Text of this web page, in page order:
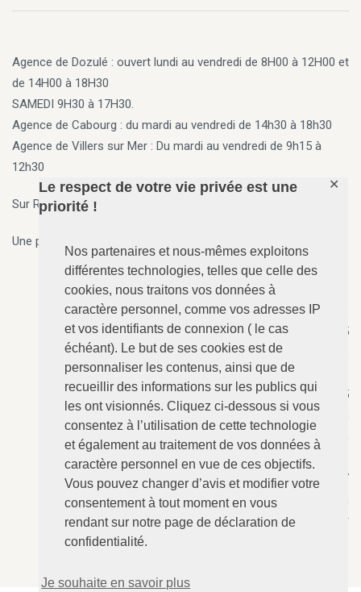
Le respect de votre vie privée est une
priorité !
Nos partenaires et nous-mêmes exploitons
différentes technologies, telles que celle des
cookies, nous traitons vos données à
caractère personnel, comme vos adresses IP
et vos identifiants de connexion ( le cas
échéant). Le but de ses cookies est de
personnaliser les contenus, ainsi que de
recueillir des informations sur les publics qui
les ont visionnés. Cliquez ci-dessous si vous
consentez à l’utilisation de cette technologie
et également au traitement de vos données à
caractère personnel en vue de ces objectifs.
Vous pouvez changer d’avis et modifier votre
consentement à tout moment en vous
rendant sur notre page de déclaration de
confidentialité.
Je souhaite en savoir plus
✕
Agence de Dozulé : ouvert lundi au vendredi de 8H00 à 12H00 et
de 14H00 à 18H30
SAMEDI 9H30 à 17H30.
Agence de Cabourg : du mardi au vendredi de 14h30 à 18h30
Agence de Villers sur Mer : Du mardi au vendredi de 9h15 à
12h30
Sur Rendez vous en dehors des horaires ci-dessus
Une permanence 7j/7, 24h/24 est assurée par téléphone.
ANGERVILLE-Dozulé: 02.31.73.73.76
N°157 - Le Calvaire, RD 675
14430 ANGERVILLE-Dozulé
CABOURG: 02.31.24.94.15
8 Avenue Bertaux Levillain
14390 CABOURG
Villers-sur-Mer: 02.31.73.12.67
28 Rue du Maréchal Foch
14640 Villers-sur-Mer